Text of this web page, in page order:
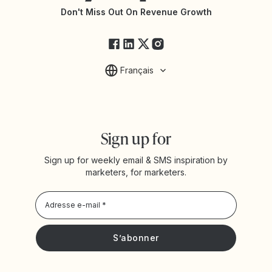
État des services YotpoDon't Miss Out On Revenue Growth
Français
Sign up for
Sign up for weekly email & SMS inspiration by
marketers, for marketers.